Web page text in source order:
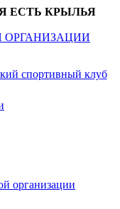
ЕСТЬ КРЫЛЬЯ
ОРГАНИЗАЦИИ
спортивный клуб
организации